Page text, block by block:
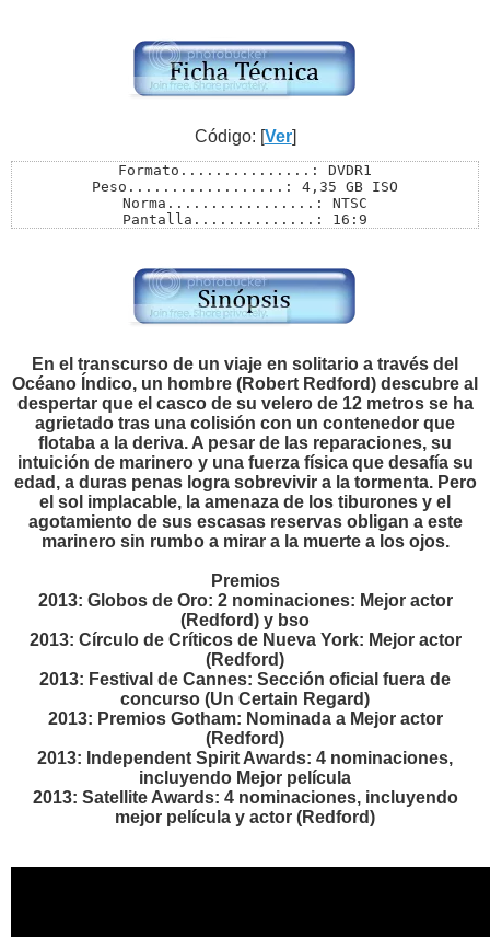
Código: [Ver]
Formato...............: DVDR1
Peso..................: 4,35 GB ISO
Norma.................: NTSC
Pantalla..............: 16:9
Menú..................: SI
Extras................: Si
Pass..................: M23
En el transcurso de un viaje en solitario a través del
Océano Índico, un hombre (Robert Redford) descubre al
despertar que el casco de su velero de 12 metros se ha
agrietado tras una colisión con un contenedor que
flotaba a la deriva. A pesar de las reparaciones, su
intuición de marinero y una fuerza física que desafía su
edad, a duras penas logra sobrevivir a la tormenta. Pero
el sol implacable, la amenaza de los tiburones y el
agotamiento de sus escasas reservas obligan a este
marinero sin rumbo a mirar a la muerte a los ojos.
Premios
2013: Globos de Oro: 2 nominaciones: Mejor actor
(Redford) y bso
2013: Círculo de Críticos de Nueva York: Mejor actor
(Redford)
2013: Festival de Cannes: Sección oficial fuera de
concurso (Un Certain Regard)
2013: Premios Gotham: Nominada a Mejor actor
(Redford)
2013: Independent Spirit Awards: 4 nominaciones,
incluyendo Mejor película
2013: Satellite Awards: 4 nominaciones, incluyendo
mejor película y actor (Redford)